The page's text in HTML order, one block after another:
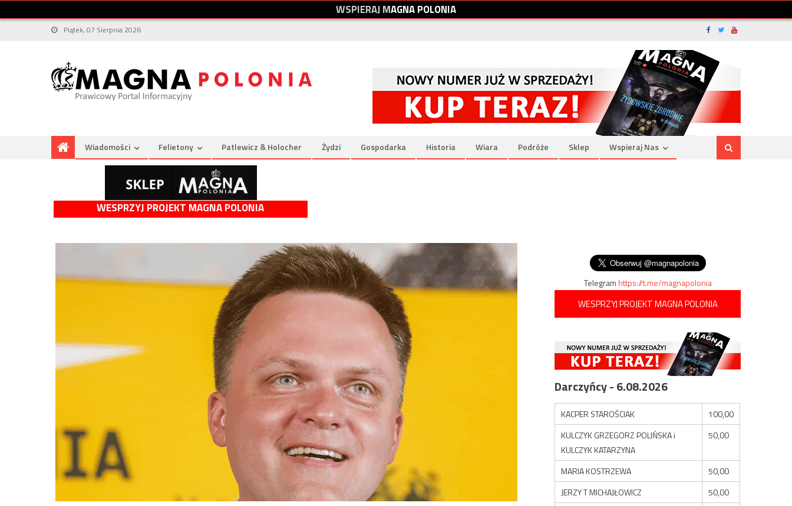
WSPIERAJMAGNAPOLONIA
Piątek, 07 Sierpnia 2026
Wiadomości Felietony Patlewicz & Holocher Żydzi Gospodarka Historia Wiara Podróże Sklep Wspieraj Nas
WESPRZYJ PROJEKT MAGNA POLONIA
Telegramhttps://t.me/magnapolonia
WESPRZYJ PROJEKT MAGNA POLONIA
Darczyńcy - 6.08.2026
KACPER STAROŚCIAK
100,00
KULCZYK GRZEGORZ POLIŃSKA i
KULCZYK KATARZYNA
50,00
MARIA KOSTRZEWA
50,00
JERZY T MICHAJŁOWICZ
50,00